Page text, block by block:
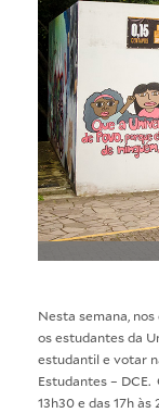
Nesta semana,
os estudantes da
estudantil e votar
Estudantes –
13h30 e das 17h às